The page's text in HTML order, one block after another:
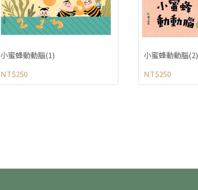
小蜜蜂動動腦(1)
NT$250
小蜜蜂動動腦(2)
NT$250